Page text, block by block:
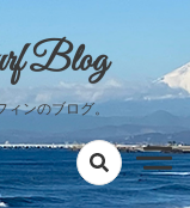
Blog
ィンのブログ。